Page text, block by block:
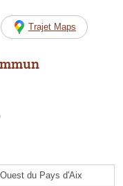
Trajet Maps
du Pays d'Aix